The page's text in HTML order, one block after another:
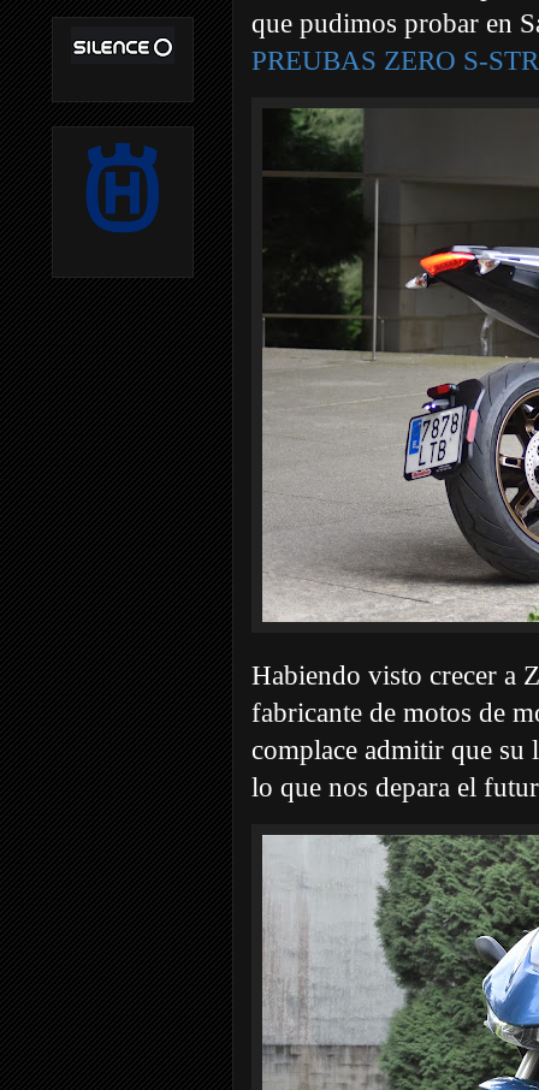
que pudimos probar en
PREUBAS ZERO S-
Habiendo visto crecer a
fabricante de motos de
complace admitir que su
lo que nos depara el